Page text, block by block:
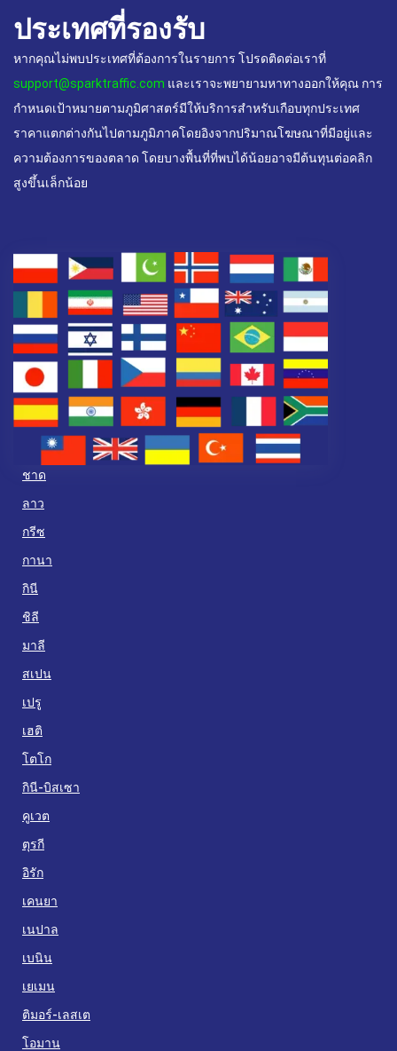
ประเทศที่รองรับ
หากคุณไม่พบประเทศที่ต้องการในรายการ โปรดติดต่อเราที่
support@sparktraffic.com และเราจะพยายามหาทางออกให้คุณ การ
กำหนดเป้าหมายตามภูมิศาสตร์มีให้บริการสำหรับเกือบทุกประเทศ
ราคาแตกต่างกันไปตามภูมิภาคโดยอิงจากปริมาณโฆษณาที่มีอยู่และ
ความต้องการของตลาด โดยบางพื้นที่ที่พบได้น้อยอาจมีต้นทุนต่อคลิก
สูงขึ้นเล็กน้อย
ชาด
ลาว
กรีซ
กานา
กินี
ชิลี
มาลี
สเปน
เปรู
เฮติ
โตโก
กินี-บิสเซา
คูเวต
ตุรกี
อิรัก
เคนยา
เนปาล
เบนิน
เยเมน
ติมอร์-เลสเต
โอมาน